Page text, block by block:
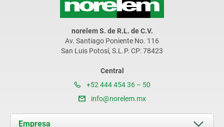
norelem S. de R.L. de C.V.
Av. Santiago Poniente No. 116
San Luis Potosí, S.L.P. CP: 78423
Central
+52 444 454 36 – 50
info@norelem.mx
Empresa